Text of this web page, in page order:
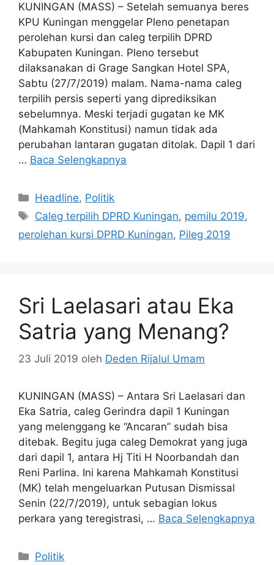
KUNINGAN (MASS) – Setelah semuanya beres
KPU Kuningan menggelar Pleno penetapan
perolehan kursi dan caleg terpilih DPRD
Kabupaten Kuningan. Pleno tersebut
dilaksanakan di Grage Sangkan Hotel SPA,
Sabtu (27/7/2019) malam. Nama-nama caleg
terpilih persis seperti yang diprediksikan
sebelumnya. Meski terjadi gugatan ke MK
(Mahkamah Konstitusi) namun tidak ada
perubahan lantaran gugatan ditolak. Dapil 1 dari
… Baca Selengkapnya
Kategori
Headline, Politik
Tag
Caleg terpilih DPRD Kuningan, pemilu 2019,
perolehan kursi DPRD Kuningan, Pileg 2019
Sri Laelasari atau Eka
Satria yang Menang?
23 Juli 2019 oleh Deden Rijalul Umam
KUNINGAN (MASS) – Antara Sri Laelasari dan
Eka Satria, caleg Gerindra dapil 1 Kuningan
yang melenggang ke “Ancaran” sudah bisa
ditebak. Begitu juga caleg Demokrat yang juga
dari dapil 1, antara Hj Titi H Noorbandah dan
Reni Parlina. Ini karena Mahkamah Konstitusi
(MK) telah mengeluarkan Putusan Dismissal
Senin (22/7/2019), untuk sebagian lokus
perkara yang teregistrasi, … Baca Selengkapnya
Kategori
Politik